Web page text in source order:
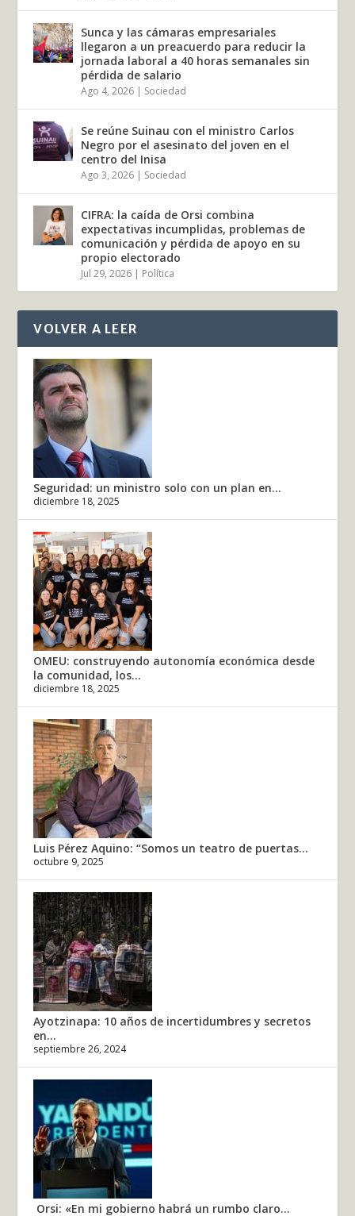
Sunca y las cámaras empresariales
llegaron a un preacuerdo para reducir la
jornada laboral a 40 horas semanales sin
pérdida de salario
Ago 4, 2026 | Sociedad
Se reúne Suinau con el ministro Carlos
Negro por el asesinato del joven en el
centro del Inisa
Ago 3, 2026 | Sociedad
CIFRA: la caída de Orsi combina
expectativas incumplidas, problemas de
comunicación y pérdida de apoyo en su
propio electorado
Jul 29, 2026 | Política
VOLVER A LEER
Seguridad: un ministro solo con un plan en...
diciembre 18, 2025
OMEU: construyendo autonomía económica desde
la comunidad, los...
diciembre 18, 2025
Luis Pérez Aquino: “Somos un teatro de puertas...
octubre 9, 2025
Ayotzinapa: 10 años de incertidumbres y secretos
en...
septiembre 26, 2024
Orsi: «En mi gobierno habrá un rumbo claro...